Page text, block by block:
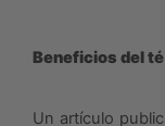
Beneficios del
Un artículo